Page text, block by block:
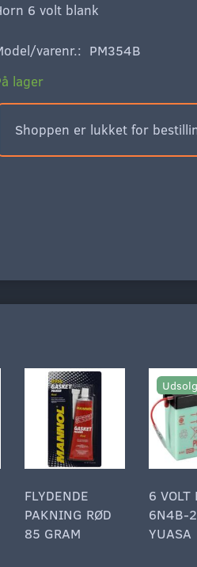
6 volt blank
varenr.: PM354B
lager
Shoppen er lukket for
FLYDENDE
PAKNING RØD
85 GRAM
6 VOLT
6N4B-
YUASA